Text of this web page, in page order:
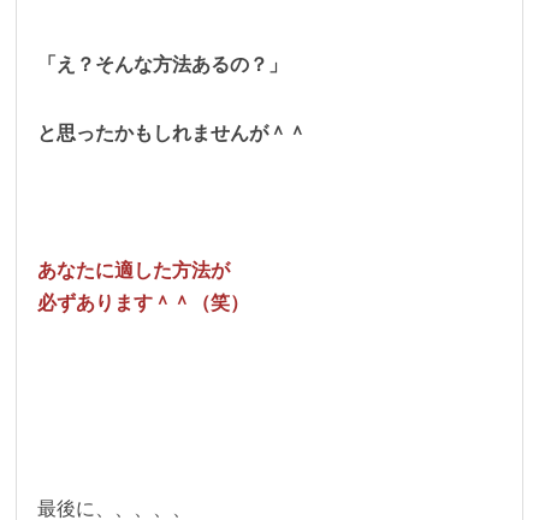
「え？そんな方法あるの？」
と思ったかもしれませんが＾＾
あなたに適した方法が
必ずあります＾＾（笑）
最後に、、、、、